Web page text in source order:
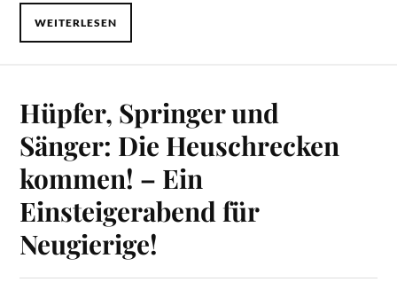
WEITERLESEN
Hüpfer, Springer und
Sänger: Die Heuschrecken
kommen! – Ein
Einsteigerabend für
Neugierige!